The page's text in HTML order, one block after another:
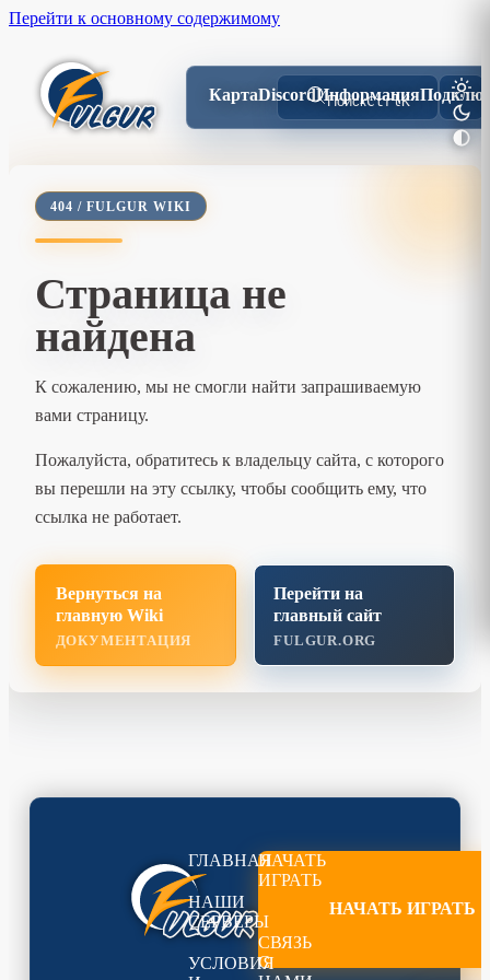
Перейти к основному содержимому
КартаDiscordИнформация
ПоискCtrlK
404 / FULGUR WIKI
Страница не
найдена
К сожалению, мы не смогли найти запрашиваемую
вами страницу.
Пожалуйста, обратитесь к владельцу сайта, с которого
вы перешли на эту ссылку, чтобы сообщить ему, что
ссылка не работает.
Вернуться на
главную Wiki
ДОКУМЕНТАЦИЯ
Перейти на
главный сайт
FULGUR.ORG
ГЛАВНАЯ
НАШИ
СЕРВЕРЫ
УСЛОВИЯ
НАЧАТЬ
ИГРАТЬ
СВЯЗЬ
С
НАЧАТЬ ИГРАТЬ